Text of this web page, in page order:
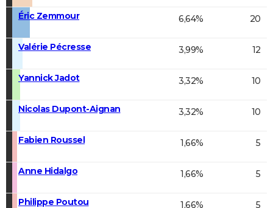
Éric Zemmour 6,64% 20
Valérie Pécresse 3,99% 12
Yannick Jadot 3,32% 10
Nicolas Dupont-Aignan 3,32% 10
Fabien Roussel 1,66% 5
Anne Hidalgo 1,66% 5
Philippe Poutou 1,66% 5